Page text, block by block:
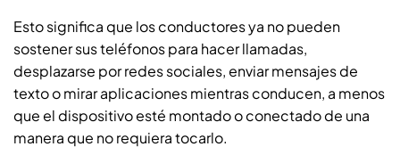
Esto significa que los conductores ya no pueden
sostener sus teléfonos para hacer llamadas,
desplazarse por redes sociales, enviar mensajes de
texto o mirar aplicaciones mientras conducen, a menos
que el dispositivo esté montado o conectado de una
manera que no requiera tocarlo.